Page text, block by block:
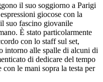
il suo soggiorno a Parigi
giocose con la
suo fascino giovanile
È stato particolarmente
con lo staff sul set,
intorno alle spalle di alcuni di
di dedicare del tempo
le mani sopra la testa per